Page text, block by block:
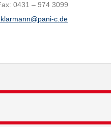
0431 – 974 3099
c.de